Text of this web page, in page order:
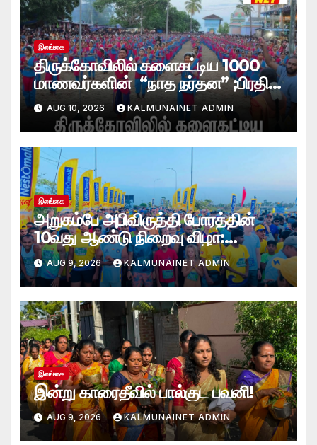
இலங்கை
திருக்கோவிலில் களைகட்டிய 1000
மாணவர்களின் “நாத நர்தன” ;பிரதி
போலீஸ் மாஅதிபரும் பங்கேற்பு
AUG 10, 2026 KALMUNAINET ADMIN
இலங்கை
அறுகம்பே அபிவிருத்தி போரத்தின்
10வது ஆண்டு நிறைவு விழா:
அறுகம்பே அரை மரதன் ஓட்டத்தில்
இலங்கை சிவராஜன் முதலிடம்!
AUG 9, 2026 KALMUNAINET ADMIN
இலங்கை
இன்று காரைதீவில் பால்குட பவனி!
AUG 9, 2026 KALMUNAINET ADMIN